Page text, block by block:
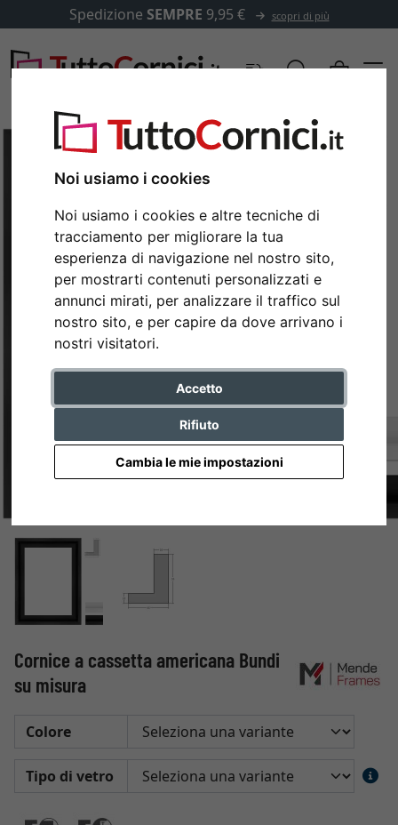
Noi usiamo i cookies
Noi usiamo i cookies e altre tecniche di
tracciamento per migliorare la tua
esperienza di navigazione nel nostro sito,
per mostrarti contenuti personalizzati e
annunci mirati, per analizzare il traffico sul
nostro sito, e per capire da dove arrivano i
nostri visitatori.
Accetto
Rifiuto
Cambia le mie impostazioni
Spedizione SEMPRE 9,95 € scopri di più
Indietro
Cornice a cassetta americana Bundi
su misura
Colore
Tipo di vetro